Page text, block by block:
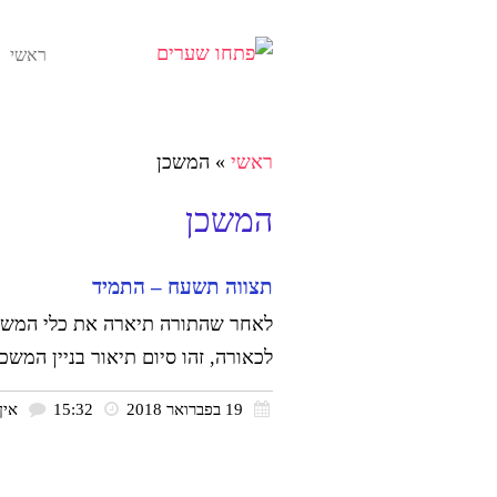
ראשי
ראשי » המשכן
המשכן
תצווה תשעח – התמיד
לאחר שהתורה תיארה את כלי
לכאורה, זהו סיום תיאור בניין